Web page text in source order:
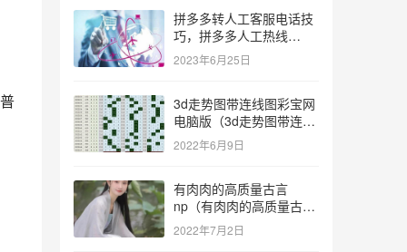
拼多多转人工客服电话技
巧，拼多多人工热线
9541344？
2023年6月25日
3d走势图带连线图彩宝网
电脑版（3d走势图带连线
图彩宝网手机版）
2022年6月9日
有肉肉的高质量古言
np（有肉肉的高质量古言
np推荐）
2022年7月2日